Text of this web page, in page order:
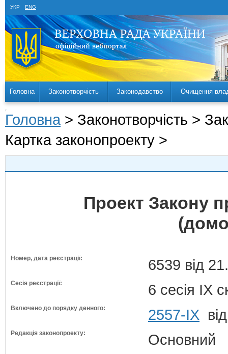
УКР ENG
Головна Законотворчість Законодавство Очищення
Головна > Законотворчість >
Картка законопроекту >
Проект Закону
Номер, дата реєстрації: 6539 від
Сесія реєстрації: 6 сесія IX
Включено до порядку денного: 2557-ІХ
Редакція законопроекту: Основний